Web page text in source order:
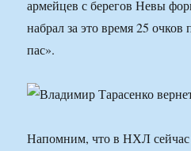
армейцев с берегов Невы
набрал за это время 25
пас».
Напомним, что в НХЛ сейчас